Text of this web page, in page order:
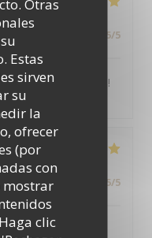
Otras
Estas
sirven
su
la
ofrecer
(por
con
mostrar
clic
5/5
un moment extra!
aimables.
5/5 Calidad / Precio 5/5
cuisine